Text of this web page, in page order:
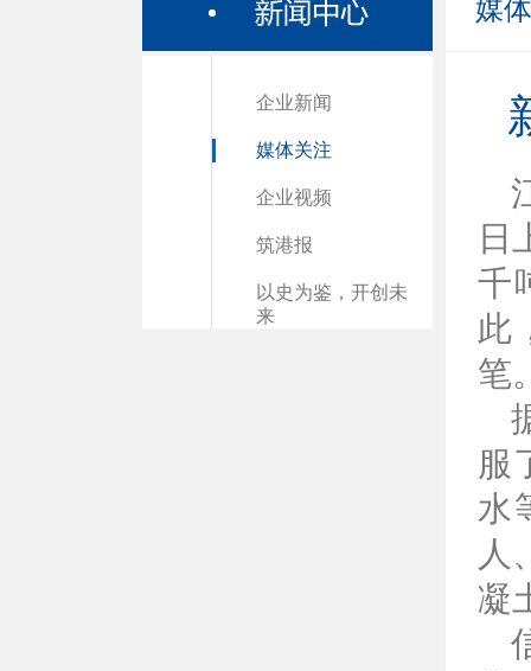
企业新闻
媒体关注
企业视频
筑港报
以史为鉴，开创未
来
媒
日
千
此
笔
服
水
人
凝